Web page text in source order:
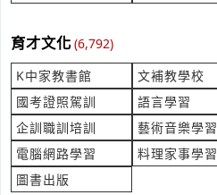
產業:加盟連鎖招商
來自:歐OO美OO貨OO公O 詢價
時間:08/07 10:26
***a168131@gmail.com
騎縫密碼機有釘書機功能嗎
產業:辦公事務維修租賃買賣
來自:弘OO務OO有OO司 詢價
時間:08/07 10:17
育才文化(6,792)
K中家教書館
文補教學校
國考證照駕訓
語言學習
企訓職訓培訓
藝術音樂學習
電腦網路學習
料理家事學習
圖書出版